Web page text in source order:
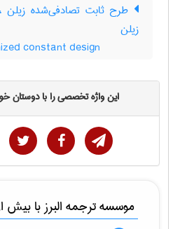
طرح ثابت تصادفی‌شده زیلن
زیلن
constant design
این واژه تخصصی را با دوستان
موسسه ترجمه البرز با بیش